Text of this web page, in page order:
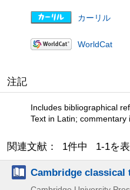
カーリル
WorldCat
注記
Includes bibliographical
Text in Latin; commentary
関連文献： 1件中 1-1を
Cambridge classical